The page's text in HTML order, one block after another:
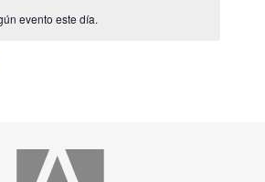
evento este día.